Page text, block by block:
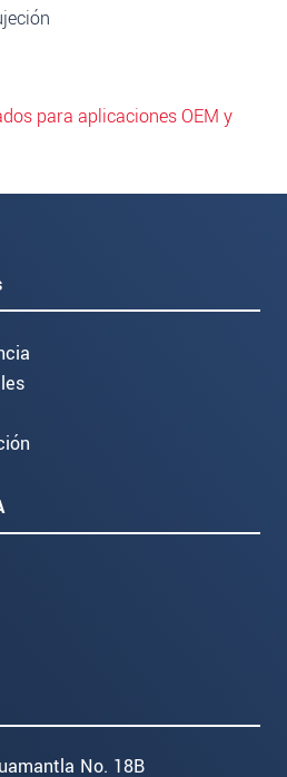
para aplicaciones OEM y
No. 18B